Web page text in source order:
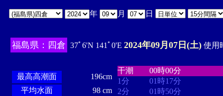
年 月 日
福島県：四倉 37ﾟ6'N 141ﾟ0'E 2024年09月07日(土) 使用
最高高潮面
196cm
平均水面
98 cm
干潮
00時00分
1分
01時17分
2分
01時50分